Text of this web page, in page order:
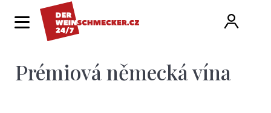
Hledat
Prémiová německá vína
Zpět
Zpět
C